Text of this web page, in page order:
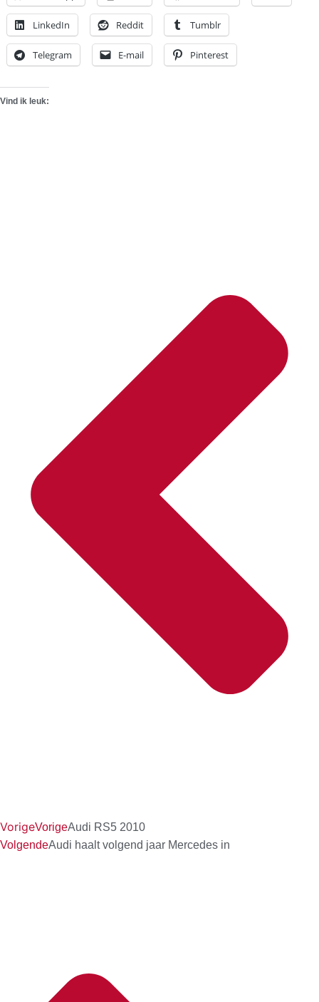
LinkedIn Reddit Tumblr
Telegram E-mail Pinterest
Vind ik leuk:
VorigeVorigeAudi RS5 2010
VolgendeAudi haalt volgend jaar Mercedes in